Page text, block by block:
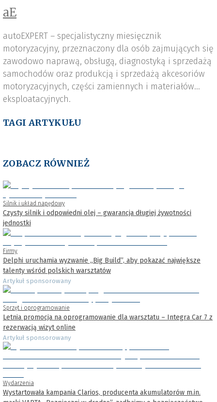
aE
autoEXPERT – specjalistyczny miesięcznik
motoryzacyjny, przeznaczony dla osób zajmujących się
zawodowo naprawą, obsługą, diagnostyką i sprzedażą
samochodów oraz produkcją i sprzedażą akcesoriów
motoryzacyjnych, części zamiennych i materiałów
eksploatacyjnych.
TAGI ARTYKUŁU
ZOBACZ RÓWNIEŻ
Silnik i układ napędowy
Czysty silnik i odpowiedni olej – gwarancja długiej żywotności
jednostki
Firmy
Delphi uruchamia wyzwanie „Big Build”, aby pokazać największe
talenty wśród polskich warsztatów
Artykuł sponsorowany
Sprzęt i oprogramowanie
Letnia promocja na oprogramowanie dla warsztatu – Integra Car 7 z
rezerwacją wizyt online
Artykuł sponsorowany
Wydarzenia
Wystartowała kampania Clarios, producenta akumulatorów m.in.